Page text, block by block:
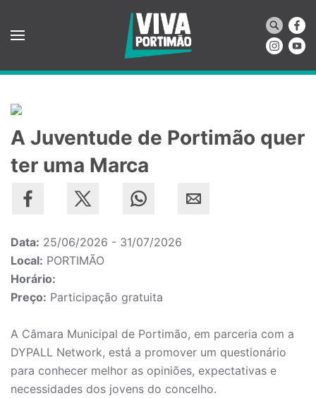
Saltar para o conteúdo principal
A Juventude de Portimão quer
ter uma Marca
Data: 25/06/2026 - 31/07/2026
Local: PORTIMÃO
Horário:
Preço: Participação gratuita
A Câmara Municipal de Portimão, em parceria com a
DYPALL Network, está a promover um questionário
para conhecer melhor as opiniões, expectativas e
necessidades dos jovens do concelho.